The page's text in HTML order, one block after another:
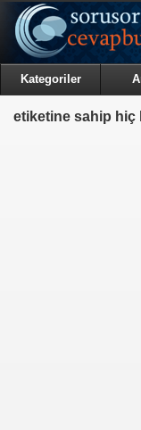
Kategoriler
etiketine sahip hiç